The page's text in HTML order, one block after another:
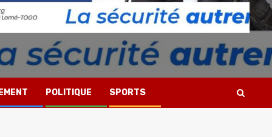
POLITIQUE SPORTS